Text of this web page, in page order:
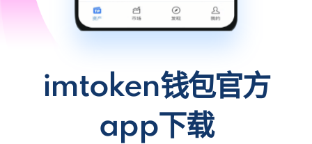
imtoken钱包官方
app下载